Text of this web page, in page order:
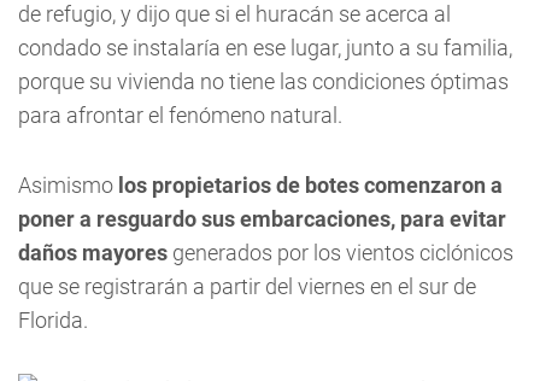
de refugio, y dijo que si el huracán se acerca al
condado se instalaría en ese lugar, junto a su familia,
porque su vivienda no tiene las condiciones óptimas
para afrontar el fenómeno natural.
Asimismo los propietarios de botes comenzaron a
poner a resguardo sus embarcaciones, para evitar
daños mayores generados por los vientos ciclónicos
que se registrarán a partir del viernes en el sur de
Florida.